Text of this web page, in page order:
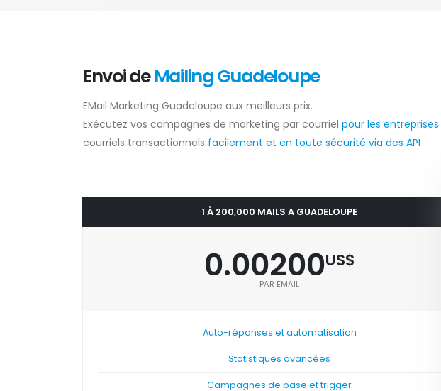
Envoi deMailing Guadeloupe
EMail Marketing Guadeloupe aux meilleurs prix.
Exécutez vos campagnes de marketing par courriel pour les entreprises
courriels transactionnels facilement et en toute sécurité via des API
1 À 200,000 MAILS A GUADELOUPE
0.00200US$
PAR EMAIL
Auto-réponses et automatisation
Statistiques avancées
Campagnes de base et trigger